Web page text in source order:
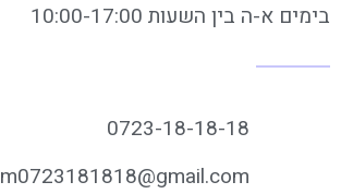
בימים א-ה בין השעות 10:00-17:00
0723-18-18-18
m0723181818@gmail.com